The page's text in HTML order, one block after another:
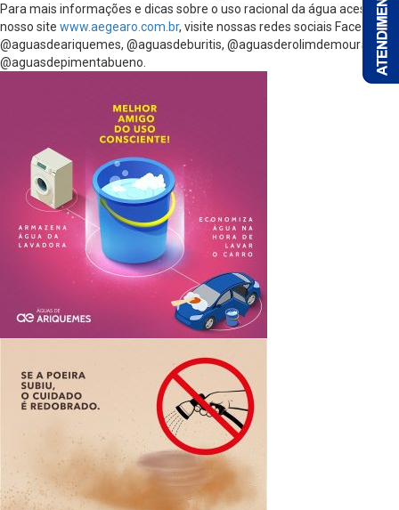
Para mais informações e dicas sobre o uso racional da água acesse
nosso site www.aegearo.com.br, visite nossas redes sociais Facebook
@aguasdeariquemes, @aguasdeburitis, @aguasderolimdemoura,
@aguasdepimentabueno.